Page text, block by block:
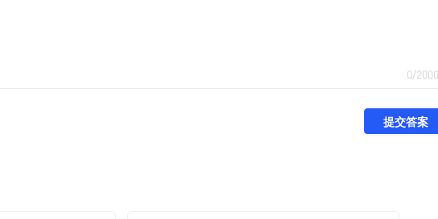
0/2000
提交答案